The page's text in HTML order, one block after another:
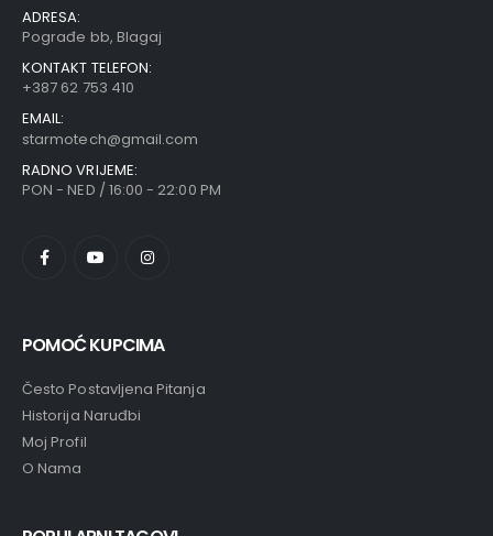
ADRESA:
Pograđe bb, Blagaj
KONTAKT TELEFON:
+387 62 753 410
EMAIL:
starmotech@gmail.com
RADNO VRIJEME:
PON - NED / 16:00 - 22:00 PM
POMOĆ KUPCIMA
Često Postavljena Pitanja
Historija Naruđbi
Moj Profil
O Nama